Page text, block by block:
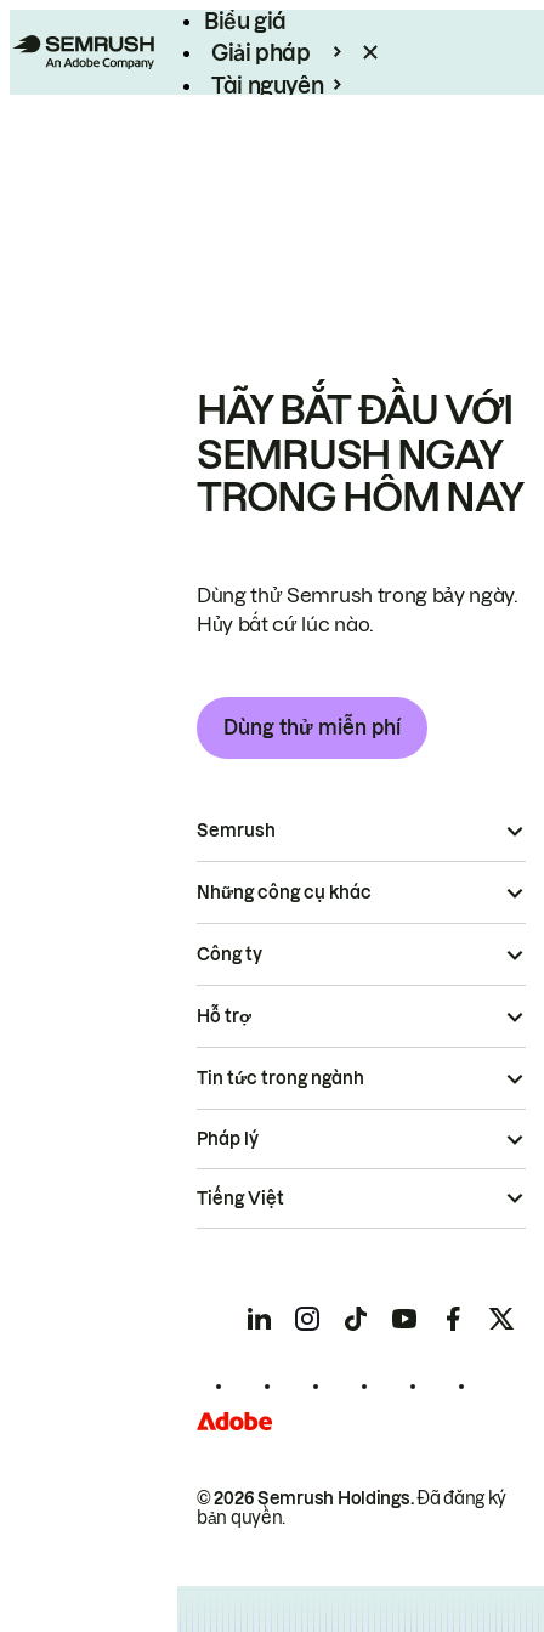
Biểu giá
Giải pháp
Tài nguyên
HÃY BẮT ĐẦU VỚI
SEMRUSH NGAY
TRONG HÔM NAY
Dùng thử Semrush trong bảy ngày.
Hủy bất cứ lúc nào.
Dùng thử miễn phí
Semrush
Những công cụ khác
Công ty
Hỗ trợ
Tin tức trong ngành
© 2026 Semrush Holdings.Đã đăng ký
bản quyền.
Pháp lý
Tiếng Việt